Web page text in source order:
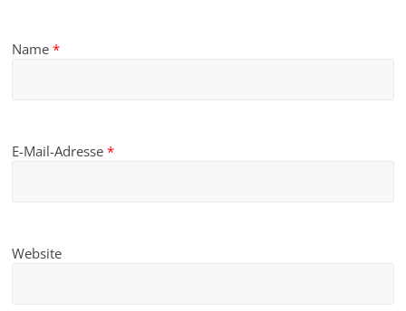
Name*
E-Mail-Adresse*
Website